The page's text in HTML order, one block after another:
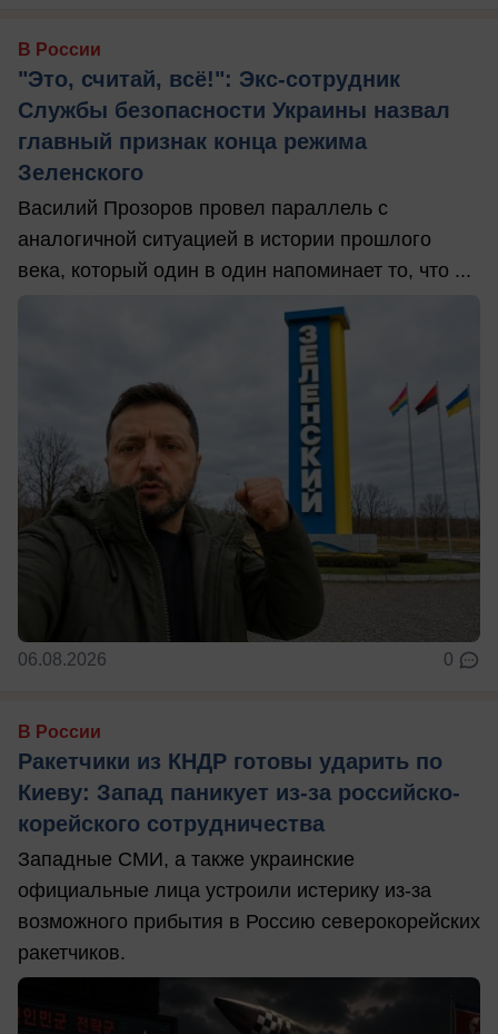
В России
"Это, считай, всё!": Экс-сотрудник
Службы безопасности Украины назвал
главный признак конца режима
Зеленского
Василий Прозоров провел параллель с
аналогичной ситуацией в истории прошлого
века, который один в один напоминает то, что ...
06.08.2026 0
В России
Ракетчики из КНДР готовы ударить по
Киеву: Запад паникует из-за российско-
корейского сотрудничества
Западные СМИ, а также украинские
официальные лица устроили истерику из-за
возможного прибытия в Россию северокорейских
ракетчиков.